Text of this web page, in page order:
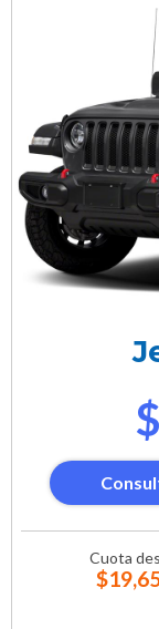
Cuota